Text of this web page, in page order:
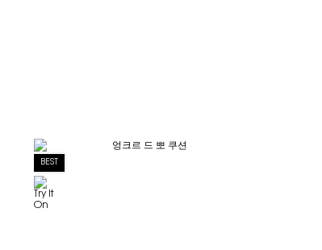
BEST